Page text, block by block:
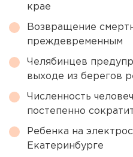
крае
Возвращение
преждевременным
Челябинцев
выходе из берегов
Численность
постепенно
Ребенка на
Екатеринбурге